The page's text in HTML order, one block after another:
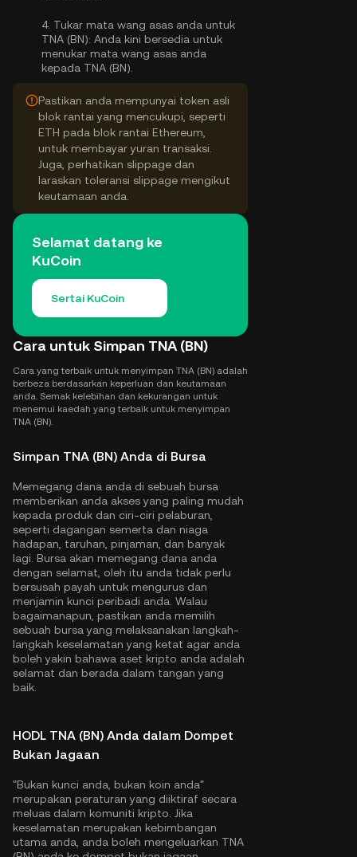
4. Tukar mata wang asas anda untuk
TNA (BN): Anda kini bersedia untuk
menukar mata wang asas anda
kepada TNA (BN).
Pastikan anda mempunyai token asli
blok rantai yang mencukupi, seperti
ETH pada blok rantai Ethereum,
untuk membayar yuran transaksi.
Juga, perhatikan slippage dan
laraskan toleransi slippage mengikut
keutamaan anda.
Selamat datang ke
KuCoin
Sertai KuCoin
Cara untuk Simpan TNA (BN)
Cara yang terbaik untuk menyimpan TNA (BN) adalah
berbeza berdasarkan keperluan dan keutamaan
anda. Semak kelebihan dan kekurangan untuk
menemui kaedah yang terbaik untuk menyimpan
TNA (BN).
Simpan TNA (BN) Anda di Bursa
Memegang dana anda di sebuah bursa
memberikan anda akses yang paling mudah
kepada produk dan ciri-ciri pelaburan,
seperti dagangan semerta dan niaga
hadapan, taruhan, pinjaman, dan banyak
lagi. Bursa akan memegang dana anda
dengan selamat, oleh itu anda tidak perlu
bersusah payah untuk mengurus dan
menjamin kunci peribadi anda. Walau
bagaimanapun, pastikan anda memilih
sebuah bursa yang melaksanakan langkah-
langkah keselamatan yang ketat agar anda
boleh yakin bahawa aset kripto anda adalah
selamat dan berada dalam tangan yang
baik.
HODL TNA (BN) Anda dalam Dompet
Bukan Jagaan
"Bukan kunci anda, bukan koin anda"
merupakan peraturan yang diiktiraf secara
meluas dalam komuniti kripto. Jika
keselamatan merupakan kebimbangan
utama anda, anda boleh mengeluarkan TNA